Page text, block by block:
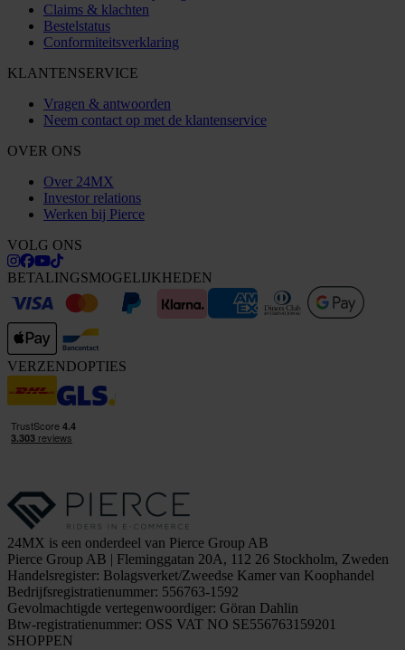
Claims & klachten
Bestelstatus
Conformiteitsverklaring
KLANTENSERVICE
Vragen & antwoorden
Neem contact op met de klantenservice
OVER ONS
Over 24MX
Investor relations
Werken bij Pierce
VOLG ONS
BETALINGSMOGELIJKHEDEN
VERZENDOPTIES
24MX is een onderdeel van Pierce Group AB
Pierce Group AB | Fleminggatan 20A, 112 26 Stockholm, Zweden
Handelsregister: Bolagsverket/Zweedse Kamer van Koophandel
Bedrijfsregistratienummer: 556763-1592
Gevolmachtigde vertegenwoordiger: Göran Dahlin
Btw-registratienummer: OSS VAT NO SE556763159201
SHOPPEN